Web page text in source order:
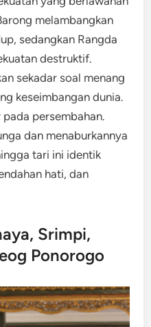
melambangkan
sedangkan Rangda
destruktif.
sekadar soal menang
keseimbangan dunia.
persembahan.
dan menaburkannya
tari ini identik
hati, dan
Srimpi,
Ponorogo